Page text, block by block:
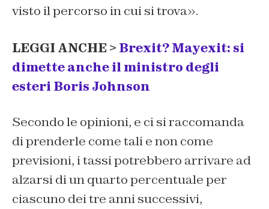
visto il percorso in cui si trova».
LEGGI ANCHE > Brexit? Mayexit: si
dimette anche il ministro degli
esteri Boris Johnson
Secondo le opinioni, e ci si raccomanda
di prenderle come tali e non come
previsioni, i tassi potrebbero arrivare ad
alzarsi di un quarto percentuale per
ciascuno dei tre anni successivi,